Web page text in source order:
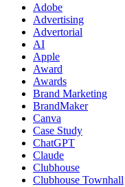
Adobe
Advertising
Advertorial
AI
Apple
Award
Awards
Brand Marketing
BrandMaker
Canva
Case Study
ChatGPT
Claude
Clubhouse
Clubhouse Townhall